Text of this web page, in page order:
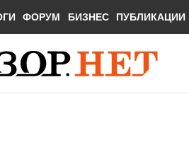
ФОРУМ БИЗНЕС ПУБЛИКАЦИИ